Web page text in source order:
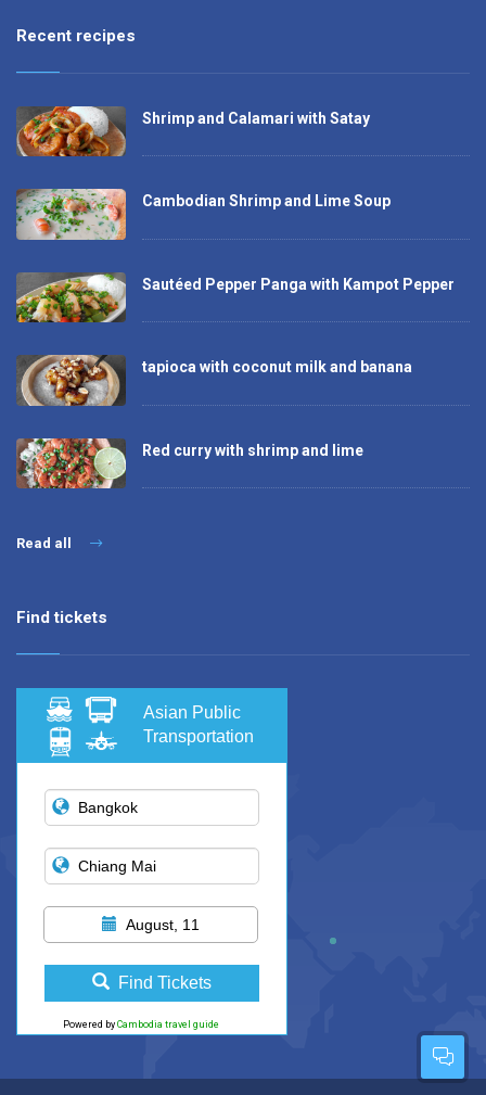
Recent recipes
Shrimp and Calamari with Satay
Cambodian Shrimp and Lime Soup
Sautéed Pepper Panga with Kampot Pepper
tapioca with coconut milk and banana
Red curry with shrimp and lime
Read all
Find tickets
Asian Public
Transportation
August, 11
Find Tickets
Powered by Cambodia travel guide